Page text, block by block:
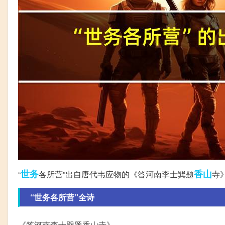
“世务各所营”出自唐代韦应物的《答河南李士巽题香山寺
“世务各所营”全诗